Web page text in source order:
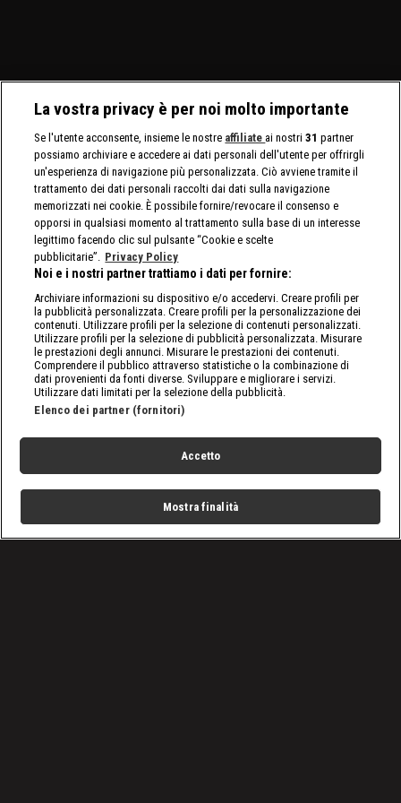
La vostra privacy è per noi molto importante
Se l'utente acconsente, insieme le nostre affiliate ai nostri31 partner
possiamo archiviare e accedere ai dati personali dell'utente per offrirgli
un'esperienza di navigazione più personalizzata. Ciò avviene tramite il
trattamento dei dati personali raccolti dai dati sulla navigazione
memorizzati nei cookie. È possibile fornire/revocare il consenso e
opporsi in qualsiasi momento al trattamento sulla base di un interesse
legittimo facendo clic sul pulsante “Cookie e scelte
pubblicitarie”. Privacy Policy
Noi e i nostri partner trattiamo i dati per fornire:
Archiviare informazioni su dispositivo e/o accedervi. Creare profili per
la pubblicità personalizzata. Creare profili per la personalizzazione dei
contenuti. Utilizzare profili per la selezione di contenuti personalizzati.
Utilizzare profili per la selezione di pubblicità personalizzata. Misurare
le prestazioni degli annunci. Misurare le prestazioni dei contenuti.
Comprendere il pubblico attraverso statistiche o la combinazione di
dati provenienti da fonti diverse. Sviluppare e migliorare i servizi.
Utilizzare dati limitati per la selezione della pubblicità.
Elenco dei partner (fornitori)
Accetto
Mostra finalità